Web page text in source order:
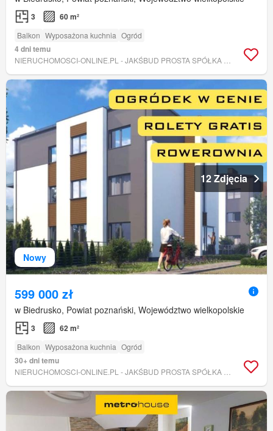
3 60 m²
Balkon Wyposażona kuchnia Ogród
4 dni temu
Nowy
12 Zdjęcia
599 000 zł
w Biedrusko, Powiat poznański, Województwo wielkopolskie
3 62 m²
Balkon Wyposażona kuchnia Ogród
30+ dni temu